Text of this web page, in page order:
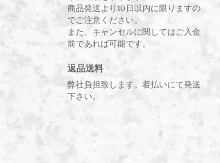
商品発送より10日以内に限りますの
でご注意ください。
また、キャンセルに関してはご入金
前であれば可能です。
返品送料
弊社負担致します。着払いにて発送
下さい。